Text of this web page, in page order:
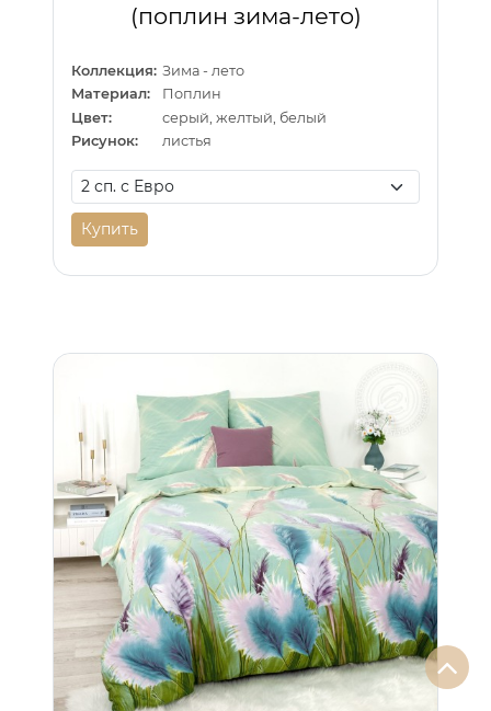
(поплин зима-лето)
Коллекция: Зима - лето
Материал:
Поплин
Цвет:
серый, желтый, белый
Рисунок:
листья
Купить